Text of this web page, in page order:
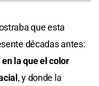
que esta
décadas antes:
en la que el color
, y donde la